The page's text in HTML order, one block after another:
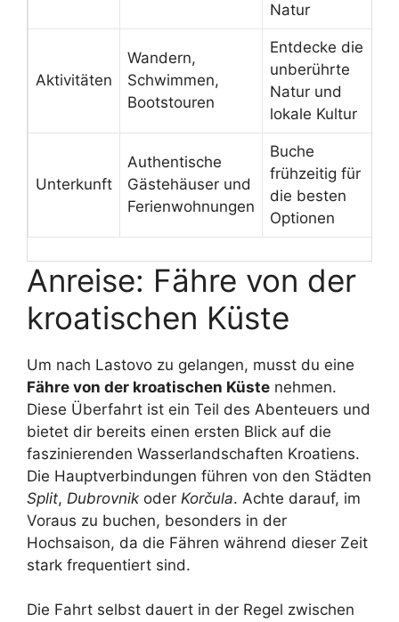
Natur
Aktivitäten
Wandern,
Schwimmen,
Bootstouren
Entdecke die
unberührte
Natur und
lokale Kultur
Unterkunft
Authentische
Gästehäuser und
Ferienwohnungen
Buche
frühzeitig für
die besten
Optionen
Anreise: Fähre von der
kroatischen Küste
Um nach Lastovo zu gelangen, musst du eine
Fähre von der kroatischen Küste nehmen.
Diese Überfahrt ist ein Teil des Abenteuers und
bietet dir bereits einen ersten Blick auf die
faszinierenden Wasserlandschaften Kroatiens.
Die Hauptverbindungen führen von den Städten
Split, Dubrovnik oder Korčula. Achte darauf, im
Voraus zu buchen, besonders in der
Hochsaison, da die Fähren während dieser Zeit
stark frequentiert sind.
Die Fahrt selbst dauert in der Regel zwischen